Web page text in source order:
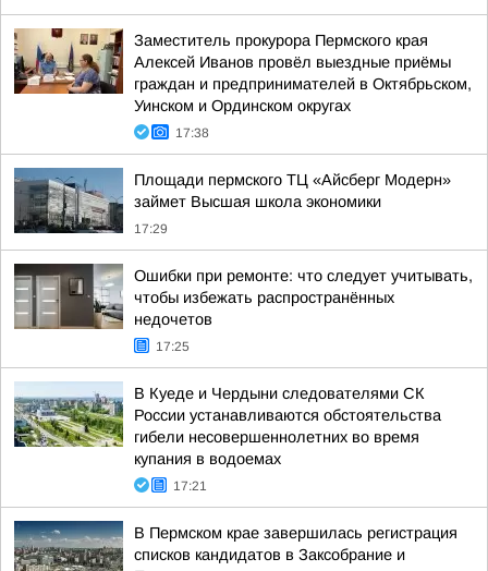
Заместитель прокурора Пермского края
Алексей Иванов провёл выездные приёмы
граждан и предпринимателей в Октябрьском,
Уинском и Ординском округах
17:38
Площади пермского ТЦ «Айсберг Модерн»
займет Высшая школа экономики
17:29
Ошибки при ремонте: что следует учитывать,
чтобы избежать распространённых
недочетов
17:25
В Куеде и Чердыни следователями СК
России устанавливаются обстоятельства
гибели несовершеннолетних во время
купания в водоемах
17:21
В Пермском крае завершилась регистрация
списков кандидатов в Заксобрание и